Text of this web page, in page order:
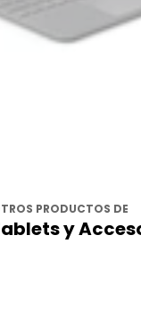
PRODUCTOS DE
y